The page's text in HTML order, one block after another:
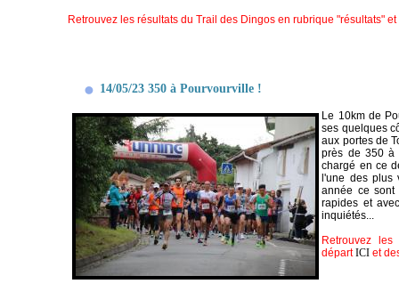
Retrouvez les résultats du Trail des Dingos en rubrique "résultats"
14/05/23 350 à Pourvourville !
Le 10km de
ses quelques
aux portes de
près de 350 à
chargé en ce
l'une des plus
année ce sont
rapides et
inquiétés...
Retrouvez
départICI et